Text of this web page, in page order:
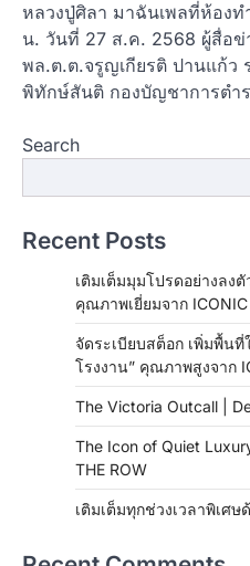
หลวงปู่ศิลา มาฉันเพลที่ห้องท
น. วันที่ 27 ส.ค. 2568 ผู้สื่อข่
พล.ต.ต.จรูญเกียรติ ปานแก้ว
พิทักษ์สันติ กองบัญชาการตำ
Search
Recent Posts
เติมเต็มมุมโปรดอย่างลงตั
คุณภาพเยี่ยมจาก ICONIC
จัดระเบียบสต็อก เพิ่มพื้นที่
โรงงาน” คุณภาพสูงจาก
The Victoria Outcall |
The Icon of Quiet
THE ROW
เติมเต็มทุกช่วงเวลาพิเศ